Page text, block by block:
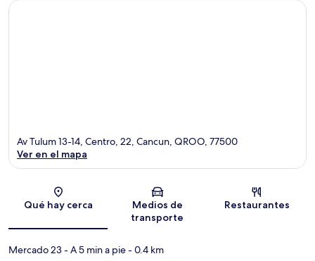
Sección del mapa
Av Tulum 13-14, Centro, 22, Cancun, QROO, 77500
Ver en el mapa
Qué hay cerca
Medios de
transporte
Restaurantes
Mercado 23- A 5 min a pie- 0.4 km